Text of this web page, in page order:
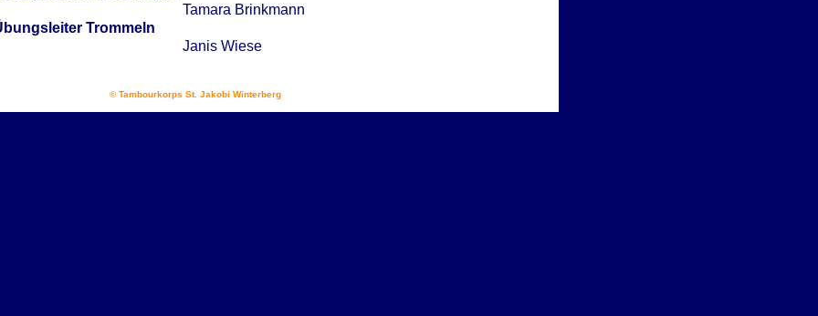
Tamara Brinkmann
Trommeln
Janis Wiese
© Tambourkorps St. Jakobi Winterberg